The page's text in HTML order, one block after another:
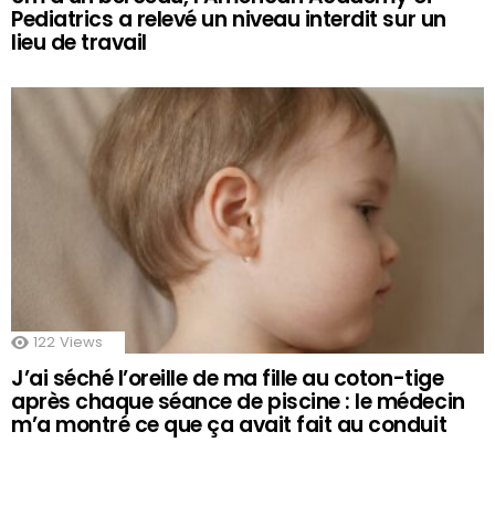
Pediatrics a relevé un niveau interdit sur un
lieu de travail
122 Views
J’ai séché l’oreille de ma fille au coton-tige
après chaque séance de piscine : le médecin
m’a montré ce que ça avait fait au conduit